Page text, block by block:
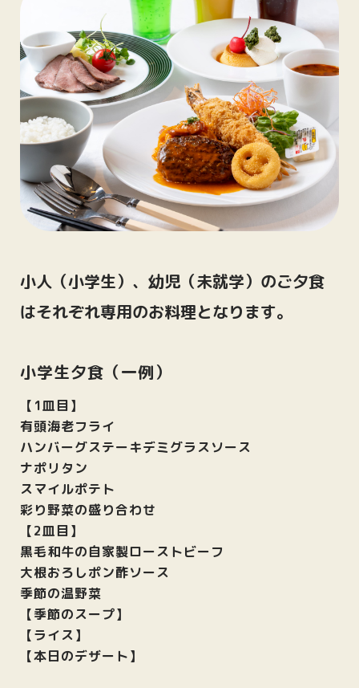
小人（小学生）、幼児（未就学）のご夕食
はそれぞれ専用のお料理となります。
小学生夕食（一例）
【1皿目】
有頭海老フライ
ハンバーグステーキデミグラスソース
ナポリタン
スマイルポテト
彩り野菜の盛り合わせ
【2皿目】
黒毛和牛の自家製ローストビーフ
大根おろしポン酢ソース
季節の温野菜
【季節のスープ】
【ライス】
【本日のデザート】